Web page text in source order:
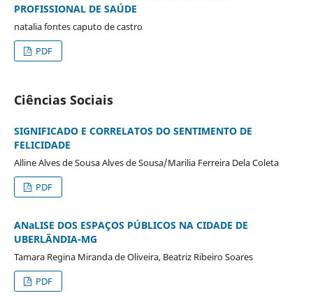
PROFISSIONAL DE SAÚDE
natalia fontes caputo de castro
PDF
Ciências Sociais
SIGNIFICADO E CORRELATOS DO SENTIMENTO DE
FELICIDADE
Alline Alves de Sousa Alves de Sousa/Marilia Ferreira Dela Coleta
PDF
ANaLISE DOS ESPAÇOS PÚBLICOS NA CIDADE DE
UBERLÂNDIA-MG
Tamara Regina Miranda de Oliveira, Beatriz Ribeiro Soares
PDF